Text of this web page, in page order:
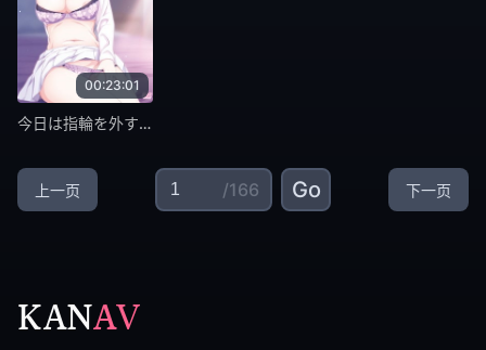
00:23:01
今日は指輪を外すから…… ～悪いのは……ワタシ～ [中文字幕]
上一页 /166 Go 下一页
KANAV